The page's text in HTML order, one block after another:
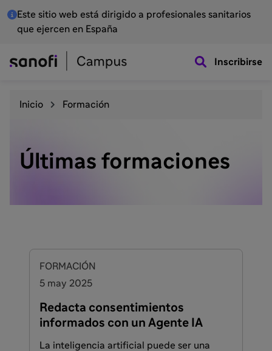
Este sitio web está dirigido a profesionales sanitarios
que ejercen en España
Inscribirse
Inicio Formación
Últimas formaciones
FORMACIÓN
5 may 2025
Redacta consentimientos
informados con un Agente IA
La inteligencia artificial puede ser una